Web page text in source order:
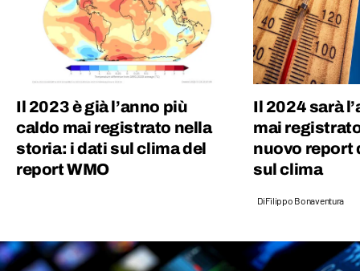
Il 2023 è già l’anno più
caldo mai registrato nella
storia: i dati sul clima del
report WMO
Il 2024 sarà
mai
nuovo report
sul clima
DiFilippo Bonaventura